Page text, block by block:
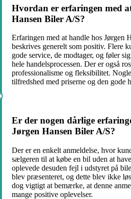
Hvordan er erfaringen med
Hansen Biler A/S?
Erfaringen med at handle hos Jørgen
beskrives generelt som positiv. Flere
gode service, de modtager, og føler
hele handelsprocessen. Der er også
professionalisme og fleksibilitet.
tilfredshed med priserne og den gode
Er der nogen dårlige
Jørgen Hansen Biler A/S?
Der er en enkelt anmeldelse, hvor
sælgeren til at købe en bil uden at
oplevede desuden fejl i udstyret på
blev præsenteret, og dette blev ikke
dog vigtigt at bemærke, at denne
mange positive oplevelser.